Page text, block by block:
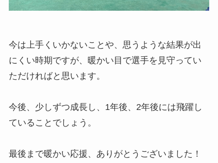
今は上手くいかないことや、思うような結果が出
にくい時期ですが、暖かい目で選手を見守ってい
ただければと思います。
今後、少しずつ成長し、1年後、2年後には飛躍し
ていることでしょう。
最後まで暖かい応援、ありがとうございました！